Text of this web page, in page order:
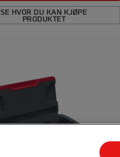
SE HVOR DU KAN KJØPE
PRODUKTET